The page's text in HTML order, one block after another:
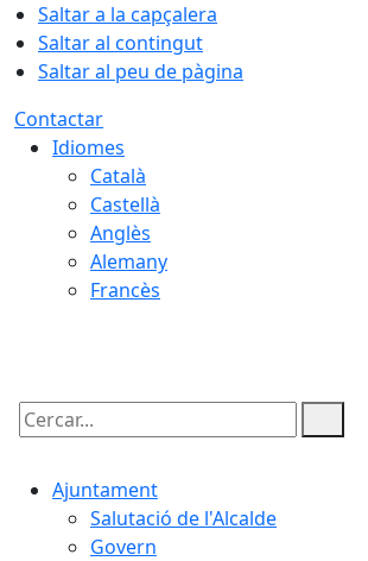
Saltar a la capçalera
Saltar al contingut
Saltar al peu de pàgina
Contactar
Idiomes
Català
Castellà
Anglès
Alemany
Francès
Cercar:
Ajuntament
Salutació de l'Alcalde
Govern